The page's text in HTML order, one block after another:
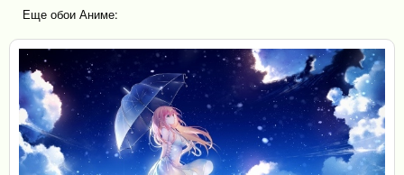
Еще обои Аниме: